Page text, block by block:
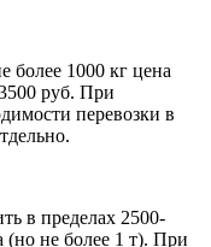
1000 кг цена
руб. При
перевозки в
в пределах 2500-
(но не более 1 т). При